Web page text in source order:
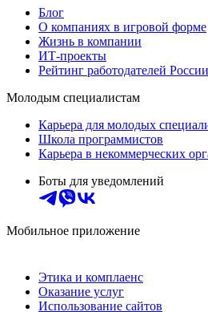
Блог
О компаниях в игровой форме
Жизнь в компании
ИТ-проекты
Рейтинг работодателей России
Молодым специалистам
Карьера для молодых
Школа программистов
Карьера в некоммерческих
Боты для уведомлений
Мобильное приложение
Этика и комплаенс
Оказание услуг
Использование сайтов